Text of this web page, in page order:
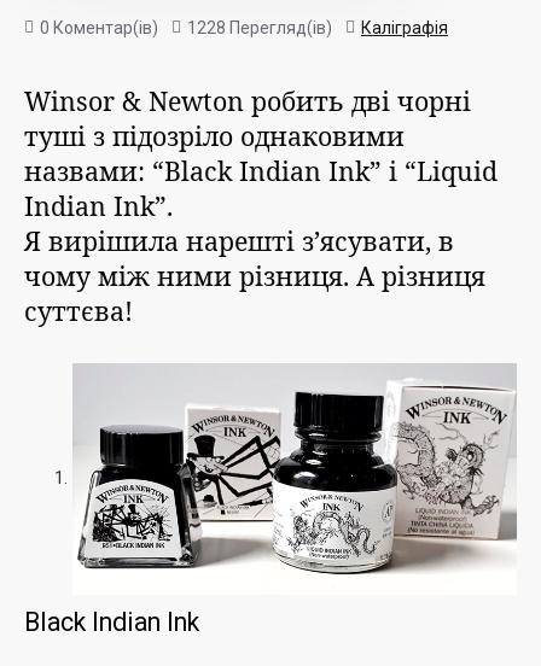
0 Коментар(ів) 1228 Перегляд(ів) Каліграфія
Winsor & Newton робить дві чорні
туші з підозріло однаковими
назвами: “Black Indian Ink” i “Liquid
Indian Ink”.
Я вирішила нарешті з’ясувати, в
чому між ними різниця. А різниця
суттєва!
Black Indian Ink